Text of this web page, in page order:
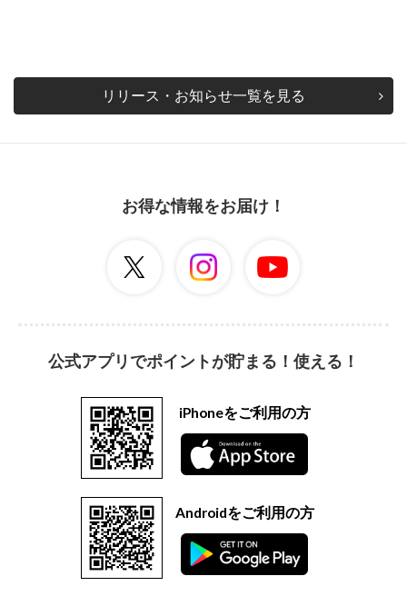
リリース・お知らせ一覧を見る
お得な情報をお届け！
公式アプリでポイントが貯まる！使える！
iPhoneをご利用の方
Androidをご利用の方